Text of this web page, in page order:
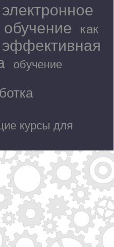
электронное
как
эффективная
обучение
курсы для